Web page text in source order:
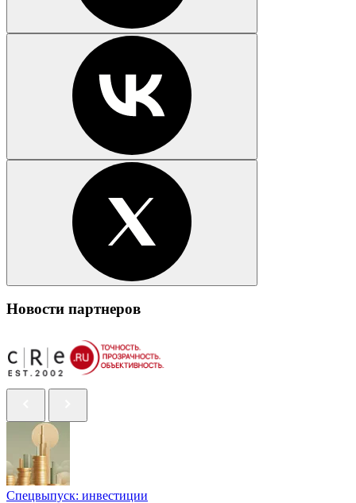
Новости партнеров
Спецвыпуск: инвестиции